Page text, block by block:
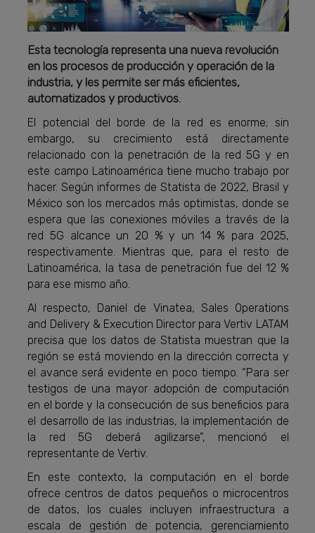
Esta tecnología representa una nueva revolución
en los procesos de producción y operación de la
industria, y les permite ser más eficientes,
automatizados y productivos.
El potencial del borde de la red es enorme; sin
embargo, su crecimiento está directamente
relacionado con la penetración de la red 5G y en
este campo Latinoamérica tiene mucho trabajo por
hacer. Según informes de Statista de 2022, Brasil y
México son los mercados más optimistas, donde se
espera que las conexiones móviles a través de la
red 5G alcance un 20 % y un 14 % para 2025,
respectivamente. Mientras que, para el resto de
Latinoamérica, la tasa de penetración fue del 12 %
para ese mismo año.
Al respecto, Daniel de Vinatea, Sales Operations
and Delivery & Execution Director para Vertiv LATAM
precisa que los datos de Statista muestran que la
región se está moviendo en la dirección correcta y
el avance será evidente en poco tiempo. “Para ser
testigos de una mayor adopción de computación
en el borde y la consecución de sus beneficios para
el desarrollo de las industrias, la implementación de
la red 5G deberá agilizarse”, mencionó el
representante de Vertiv.
En este contexto, la computación en el borde
ofrece centros de datos pequeños o microcentros
de datos, los cuales incluyen infraestructura a
escala de gestión de potencia, gerenciamiento